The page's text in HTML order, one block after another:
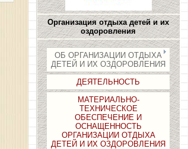
Организация отдыха детей и их
оздоровления
ОБ ОРГАНИЗАЦИИ ОТДЫХА
ДЕТЕЙ И ИХ ОЗДОРОВЛЕНИЯ
ДЕЯТЕЛЬНОСТЬ
МАТЕРИАЛЬНО-
ТЕХНИЧЕСКОЕ
ОБЕСПЕЧЕНИЕ И
ОСНАЩЕННОСТЬ
ОРГАНИЗАЦИИ ОТДЫХА
ДЕТЕЙ И ИХ ОЗДОРОВЛЕНИЯ